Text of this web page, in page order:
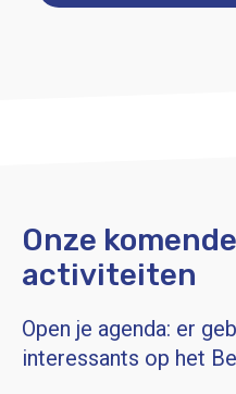
Onze
activiteiten
Open je agenda: er
interessants op het